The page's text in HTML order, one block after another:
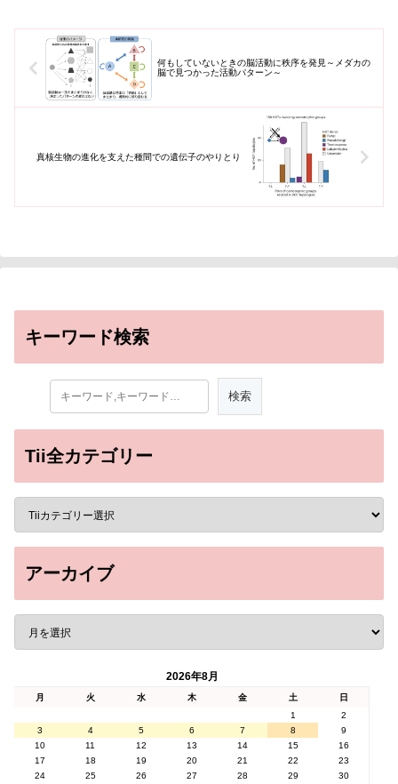
何もしていないときの脳活動に秩序を発見～メダカの
脳で見つかった活動パターン～
真核生物の進化を支えた種間での遺伝子のやりとり
キーワード検索
Tii全カテゴリー
アーカイブ
2026年8月
月 火 水 木 金 土
日
1
2
3
4 5 6 7 8
9
10
11 12 13 14 15
16
17
18 19 20 21 22
23
24
25 26 27 28 29
30